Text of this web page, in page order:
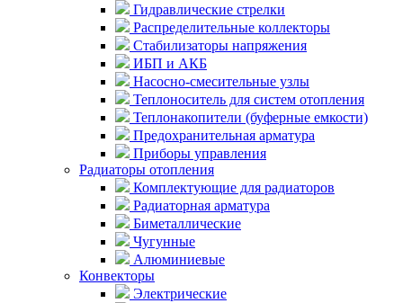
Гидравлические стрелки
Распределительные коллекторы
Стабилизаторы напряжения
ИБП и АКБ
Насосно-смесительные узлы
Теплоноситель для систем отопления
Теплонакопители (буферные емкости)
Предохранительная арматура
Приборы управления
Радиаторы отопления
Комплектующие для радиаторов
Радиаторная арматура
Биметаллические
Чугунные
Алюминиевые
Конвекторы
Электрические